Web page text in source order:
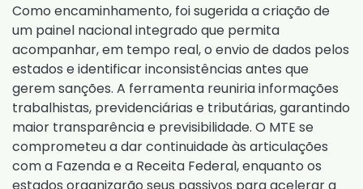
Como encaminhamento, foi sugerida a criação de
um painel nacional integrado que permita
acompanhar, em tempo real, o envio de dados pelos
estados e identificar inconsistências antes que
gerem sanções. A ferramenta reuniria informações
trabalhistas, previdenciárias e tributárias, garantindo
maior transparência e previsibilidade. O MTE se
comprometeu a dar continuidade às articulações
com a Fazenda e a Receita Federal, enquanto os
estados organizarão seus passivos para acelerar a